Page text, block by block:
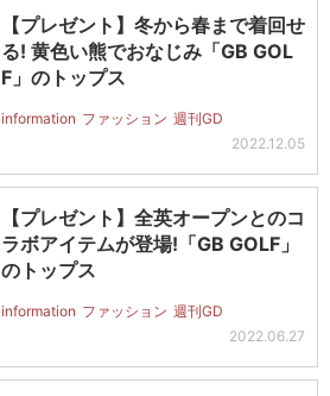
【プレゼント】冬から春まで着回せ
る! 黄色い熊でおなじみ「GB GOL
F」のトップス
information ファッション 週刊GD
2022.12.05
【プレゼント】全英オープンとのコ
ラボアイテムが登場!「GB GOLF」
のトップス
information ファッション 週刊GD
2022.06.27